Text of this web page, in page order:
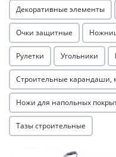
Декоративные элементы
Очки защитные
Рулетки Угольники
Строительные карандаши,
Ножи для напольных
Тазы строительные